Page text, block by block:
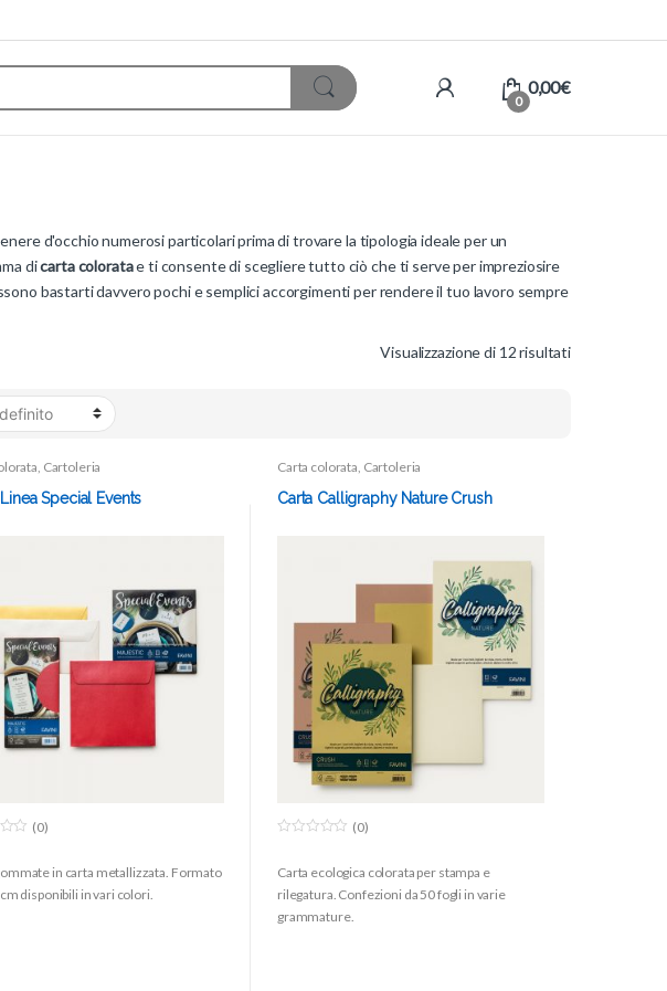
0
0,00€
d'occhio numerosi particolari prima di trovare la tipologia ideale per un
dicarta coloratae ti consente di scegliere tutto ciò che ti serve per impreziosire
bastarti davvero pochi e semplici accorgimenti per rendere il tuo lavoro sempre
Visualizzazione di 12 risultati
, Cartoleria
Special Events
(0)
in carta metallizzata. Formato
disponibili in vari colori.
Carta colorata, Cartoleria
Carta Calligraphy Nature Crush
u
o
5
(0)
Carta ecologica colorata per stampa e
rilegatura. Confezioni da 50 fogli in varie
grammature.